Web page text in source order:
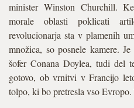
minister Winston Churchill.
morale oblasti poklicati
revolucionarja sta v plamenih
množica, so posnele kamere.
šofer Conana Doylea, tudi del
gotovo, ob vrnitvi v Francijo
tolpo, ki bo pretresla vso